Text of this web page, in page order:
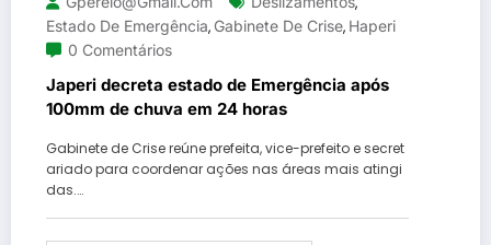
Estado De Emergência, Gabinete De Crise, Haperi
0 Comentários
Japeri decreta estado de Emergência após
100mm de chuva em 24 horas
Gabinete de Crise reúne prefeita, vice-prefeito e secret
ariado para coordenar ações nas áreas mais atingi
das.…